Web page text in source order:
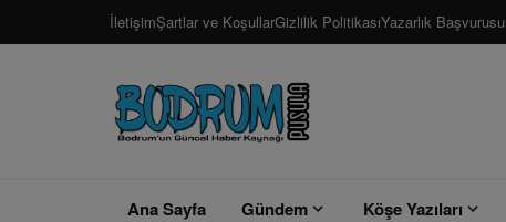
İletişimŞartlar ve KoşullarGizlilik PolitikasıYazarlık Başvurusu
Ana Sayfa Gündem Köşe Yazıları